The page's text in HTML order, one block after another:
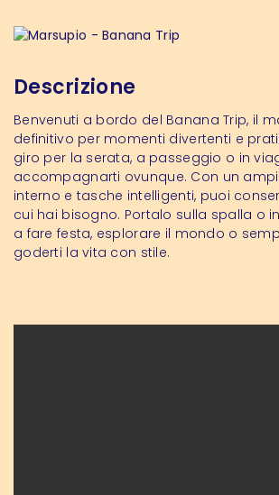
Descrizione
Benvenuti a bordo del Banana Trip, il
definitivo per momenti divertenti e
giro per la serata, a passeggio o in
accompagnarti ovunque. Con un
interno e tasche intelligenti, puoi
cui hai bisogno. Portalo sulla spalla o
a fare festa, esplorare il mondo o
goderti la vita con stile.